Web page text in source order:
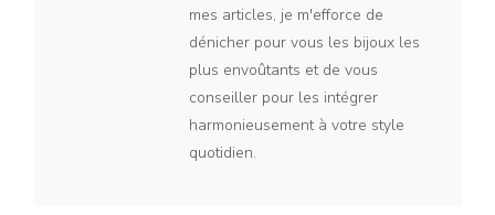
mes articles, je m'efforce de
dénicher pour vous les bijoux les
plus envoûtants et de vous
conseiller pour les intégrer
harmonieusement à votre style
quotidien.